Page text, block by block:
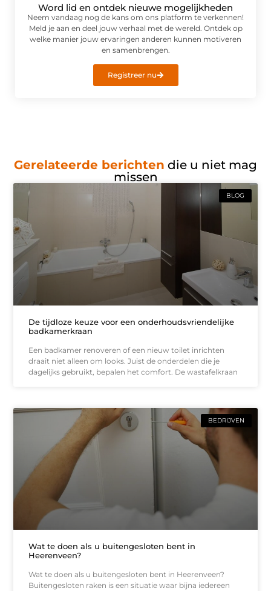
Word lid en ontdek nieuwe mogelijkheden
Neem vandaag nog de kans om ons platform te verkennen!
Meld je aan en deel jouw verhaal met de wereld. Ontdek op
welke manier jouw ervaringen anderen kunnen motiveren
en samenbrengen.
Registreer nu
Gerelateerde berichten die u niet mag
missen
BLOG
De tijdloze keuze voor een onderhoudsvriendelijke
badkamerkraan
Een badkamer renoveren of een nieuw toilet inrichten
draait niet alleen om looks. Juist de onderdelen die je
dagelijks gebruikt, bepalen het comfort. De wastafelkraan
BEDRIJVEN
Wat te doen als u buitengesloten bent in
Heerenveen?
Wat te doen als u buitengesloten bent in Heerenveen?
Buitengesloten raken is een situatie waar bijna iedereen